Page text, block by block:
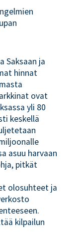
Saksaan ja
hinnat
ovat
yli 80
keskellä
asuu harvaan
pitkät
olosuhteet ja
kilpailun